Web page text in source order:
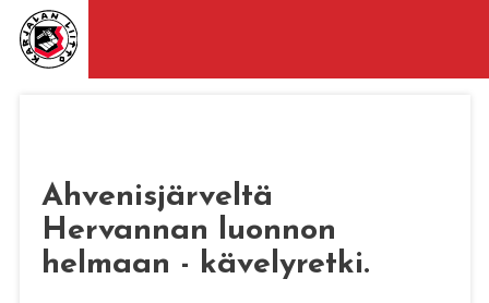
Ahvenisjärveltä
Hervannan luonnon
helmaan - kävelyretki.